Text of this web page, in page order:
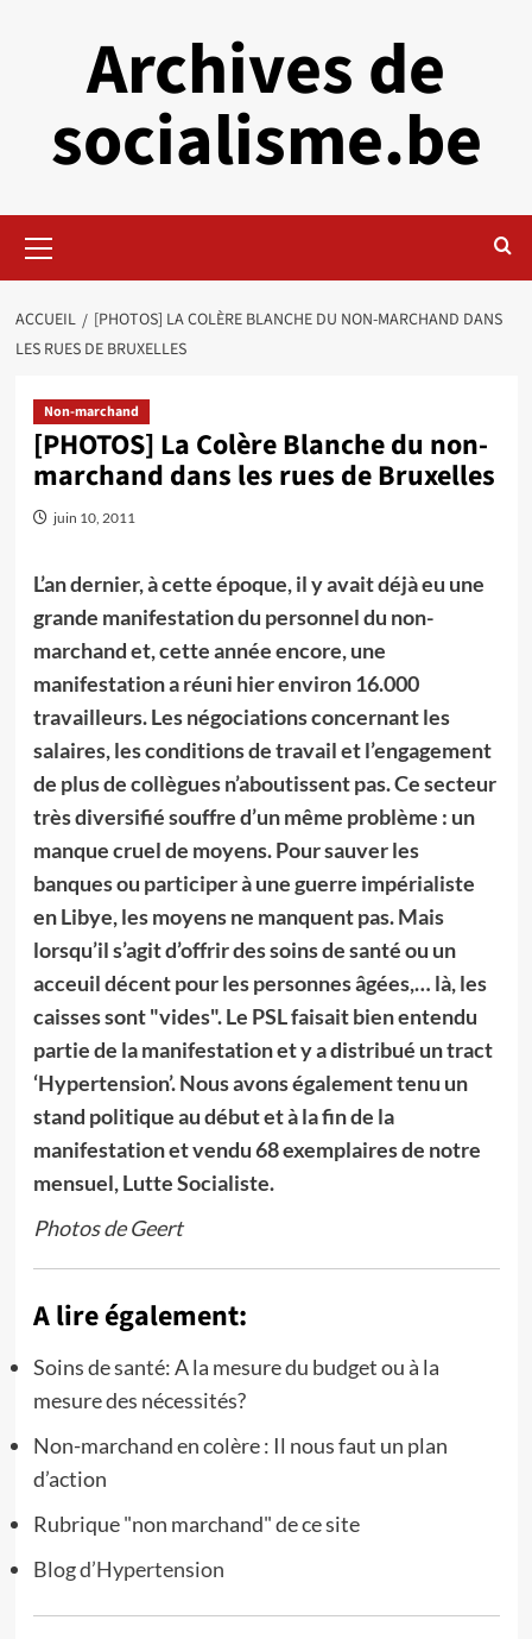
Archives de
socialisme.be
principal
ACCUEIL
[PHOTOS] LA COLÈRE BLANCHE DU NON-MARCHAND DANS
LES RUES DE BRUXELLES
Non-marchand
[PHOTOS] La Colère Blanche du non-
marchand dans les rues de Bruxelles
juin 10, 2011
L’an dernier, à cette époque, il y avait déjà eu une
grande manifestation du personnel du non-
marchand et, cette année encore, une
manifestation a réuni hier environ 16.000
travailleurs. Les négociations concernant les
salaires, les conditions de travail et l’engagement
de plus de collègues n’aboutissent pas. Ce secteur
très diversifié souffre d’un même problème : un
manque cruel de moyens. Pour sauver les
banques ou participer à une guerre impérialiste
en Libye, les moyens ne manquent pas. Mais
lorsqu’il s’agit d’offrir des soins de santé ou un
acceuil décent pour les personnes âgées,… là, les
caisses sont "vides". Le PSL faisait bien entendu
partie de la manifestation et y a distribué un tract
‘Hypertension’. Nous avons également tenu un
stand politique au début et à la fin de la
manifestation et vendu 68 exemplaires de notre
mensuel, Lutte Socialiste.
Photos de Geert
A lire également:
Soins de santé: A la mesure du budget ou à la
mesure des nécessités?
Non-marchand en colère : Il nous faut un plan
d’action
Rubrique "non marchand" de ce site
Blog d’Hypertension